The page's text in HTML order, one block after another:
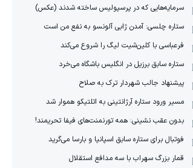
سرمایه‌هایی که در پرسپولیس ساخته شدند (عکس)
ستاره چلسی: آمدن ژابی آلونسو به نفع من است
فرعباسی با کلین‌شیت لیگ را شروع می‌کند
ستاره سابق برزیل در انگلیس باشگاه می‌خرد
پیشنهاد جالب شهردار ترک به صلاح
مسیر ورود ستاره آرژانتینی به اتلتیکو هموار شد
بدون عقب نشینی: همه تورنمنت‌های فیفا تحریمند!
فوتبال برای ستاره سابق اسپانیا و بارسا می‌گرید
قمار بزرگ سهراب با سه مدافع استقلال